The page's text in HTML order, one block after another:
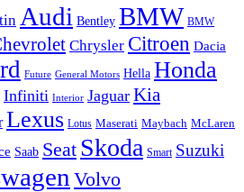
Audi Bentley BMW BMW
Chrysler Citroen Dacia
Future General Motors Hella Honda
Infiniti Interior Jaguar Kia
Lexus Lotus Maserati Maybach McLaren
Saab Seat Skoda Smart Suzuki
Volvo